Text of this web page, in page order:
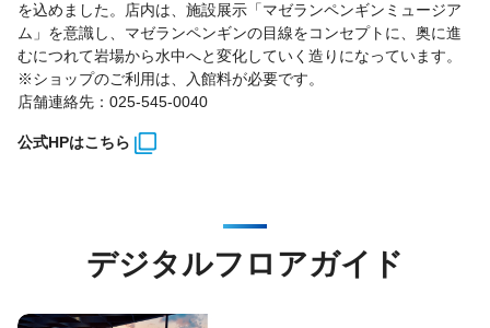
を込めました。店内は、施設展示「マゼランペンギンミュージア
ム」を意識し、マゼランペンギンの目線をコンセプトに、奥に進
むにつれて岩場から水中へと変化していく造りになっています。
※ショップのご利用は、入館料が必要です。
店舗連絡先：025-545-0040
公式HPはこちら
デジタルフロアガイド